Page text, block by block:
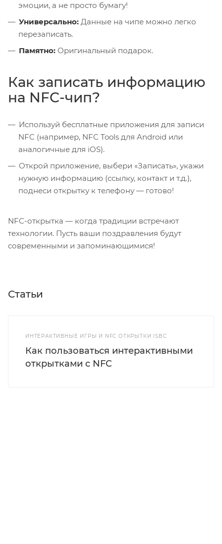
эмоции, а не просто бумагу!
Универсально: Данные на чипе можно легко
перезаписать.
Памятно: Оригинальный подарок.
Как записать информацию
на NFC-чип?
Используй бесплатные приложения для записи
NFC (например, NFC Tools для Android или
аналогичные для iOS).
Открой приложение, выбери «Записать», укажи
нужную информацию (ссылку, контакт и т.д.),
поднеси открытку к телефону — готово!
NFC-открытка — когда традиции встречают
технологии. Пусть ваши поздравления будут
современными и запоминающимися!
Статьи
ИНТЕРАКТИВНЫЕ ИГРЫ И NFC ОТКРЫТКИ ISBC
Как пользоваться интерактивными
открытками c NFC